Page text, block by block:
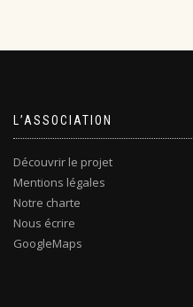
L’ASSOCIATION
Découvrir le projet
Mentions légales
Notre charte
Nous écrire
GoogleMaps